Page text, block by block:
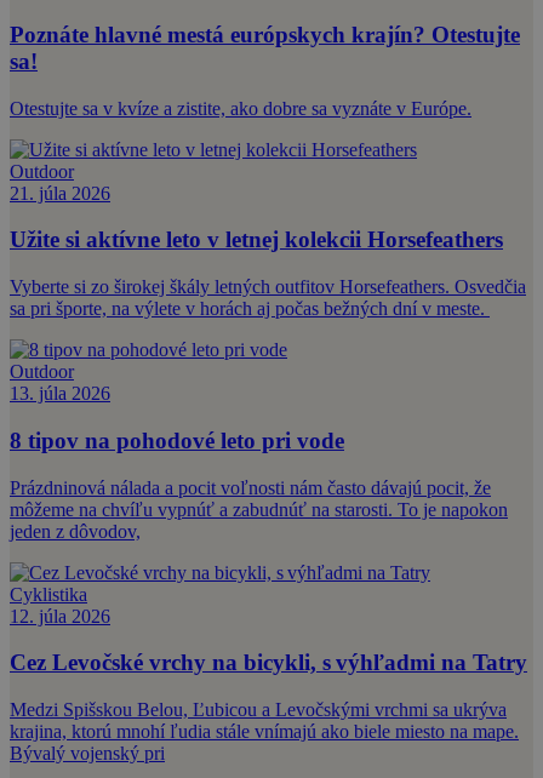
Poznáte hlavné mestá európskych krajín? Otestujte
sa!
Otestujte sa v kvíze a zistite, ako dobre sa vyznáte v Európe.
Outdoor
21. júla 2026
Užite si aktívne leto v letnej kolekcii Horsefeathers
Vyberte si zo širokej škály letných outfitov Horsefeathers. Osvedčia
sa pri športe, na výlete v horách aj počas bežných dní v meste.
Outdoor
13. júla 2026
8 tipov na pohodové leto pri vode
Prázdninová nálada a pocit voľnosti nám často dávajú pocit, že
môžeme na chvíľu vypnúť a zabudnúť na starosti. To je napokon
jeden z dôvodov,
Cyklistika
12. júla 2026
Cez Levočské vrchy na bicykli, s výhľadmi na Tatry
Medzi Spišskou Belou, Ľubicou a Levočskými vrchmi sa ukrýva
krajina, ktorú mnohí ľudia stále vnímajú ako biele miesto na mape.
Bývalý vojenský pri